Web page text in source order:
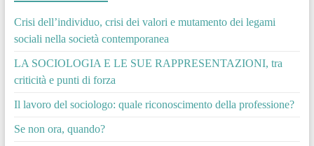
Crisi dell’individuo, crisi dei valori e mutamento dei legami
sociali nella società contemporanea
LA SOCIOLOGIA E LE SUE RAPPRESENTAZIONI, tra
criticità e punti di forza
Il lavoro del sociologo: quale riconoscimento della professione?
Se non ora, quando?